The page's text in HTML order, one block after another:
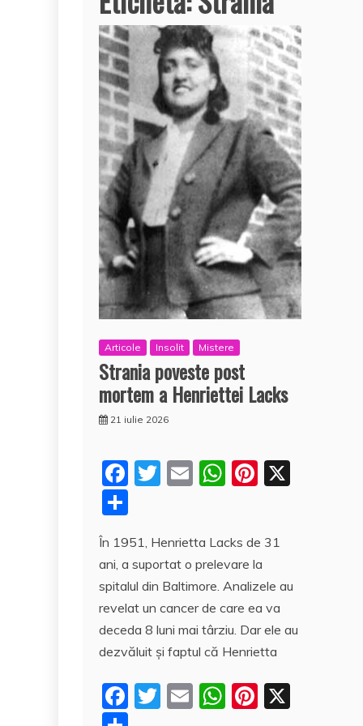
Articole Insolit Mistere
Strania poveste post
mortem a Henriettei Lacks
21 iulie 2026
F
e
b
o
o
k
T
er
E
l
W
s
A
p
p
Pi
e
st
rt
aj
e
a
z
ă
În 1951, Henrietta Lacks de 31
ani, a suportat o prelevare la
spitalul din Baltimore. Analizele au
revelat un cancer de care ea va
deceda 8 luni mai târziu. Dar ele au
dezvăluit şi faptul că Henrietta
F
T
E
W Pi